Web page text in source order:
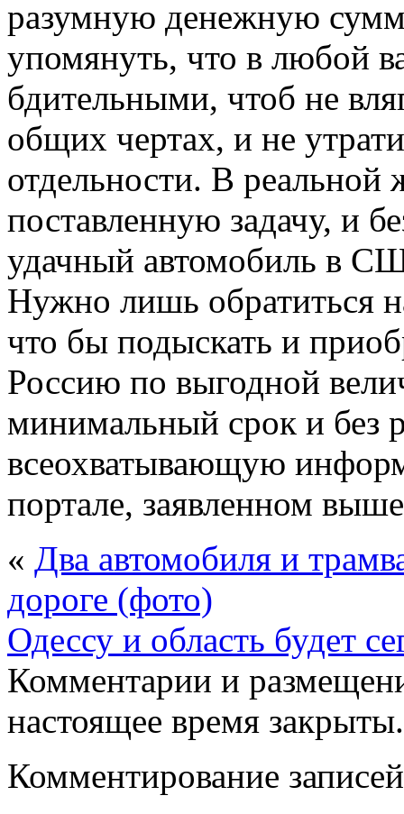
разумную денежную
упомянуть, что в любой
бдительными, чтоб не
общих чертах, и не
отдельности. В реальной
поставленную задачу, и
удачный автомобиль в
Нужно лишь обратиться
что бы подыскать и
Россию по выгодной
минимальный срок и без
всеохватывающую
портале, заявленном
« Два автомобиля и
дороге (фото)
Одессу и область будет
Комментарии и
настоящее время закрыты.
Комментирование